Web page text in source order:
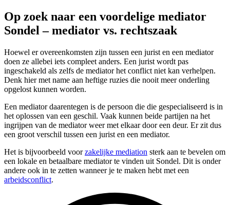
Op zoek naar een voordelige mediator
Sondel – mediator vs. rechtszaak
Hoewel er overeenkomsten zijn tussen een jurist en een mediator
doen ze allebei iets compleet anders. Een jurist wordt pas
ingeschakeld als zelfs de mediator het conflict niet kan verhelpen.
Denk hier met name aan heftige ruzies die nooit meer onderling
opgelost kunnen worden.
Een mediator daarentegen is de persoon die die gespecialiseerd is in
het oplossen van een geschil. Vaak kunnen beide partijen na het
ingrijpen van de mediator weer met elkaar door een deur. Er zit dus
een groot verschil tussen een jurist en een mediator.
Het is bijvoorbeeld voorzakelijke mediation sterk aan te bevelen om
een lokale en betaalbare mediator te vinden uit Sondel. Dit is onder
andere ook in te zetten wanneer je te maken hebt met een
arbeidsconflict.